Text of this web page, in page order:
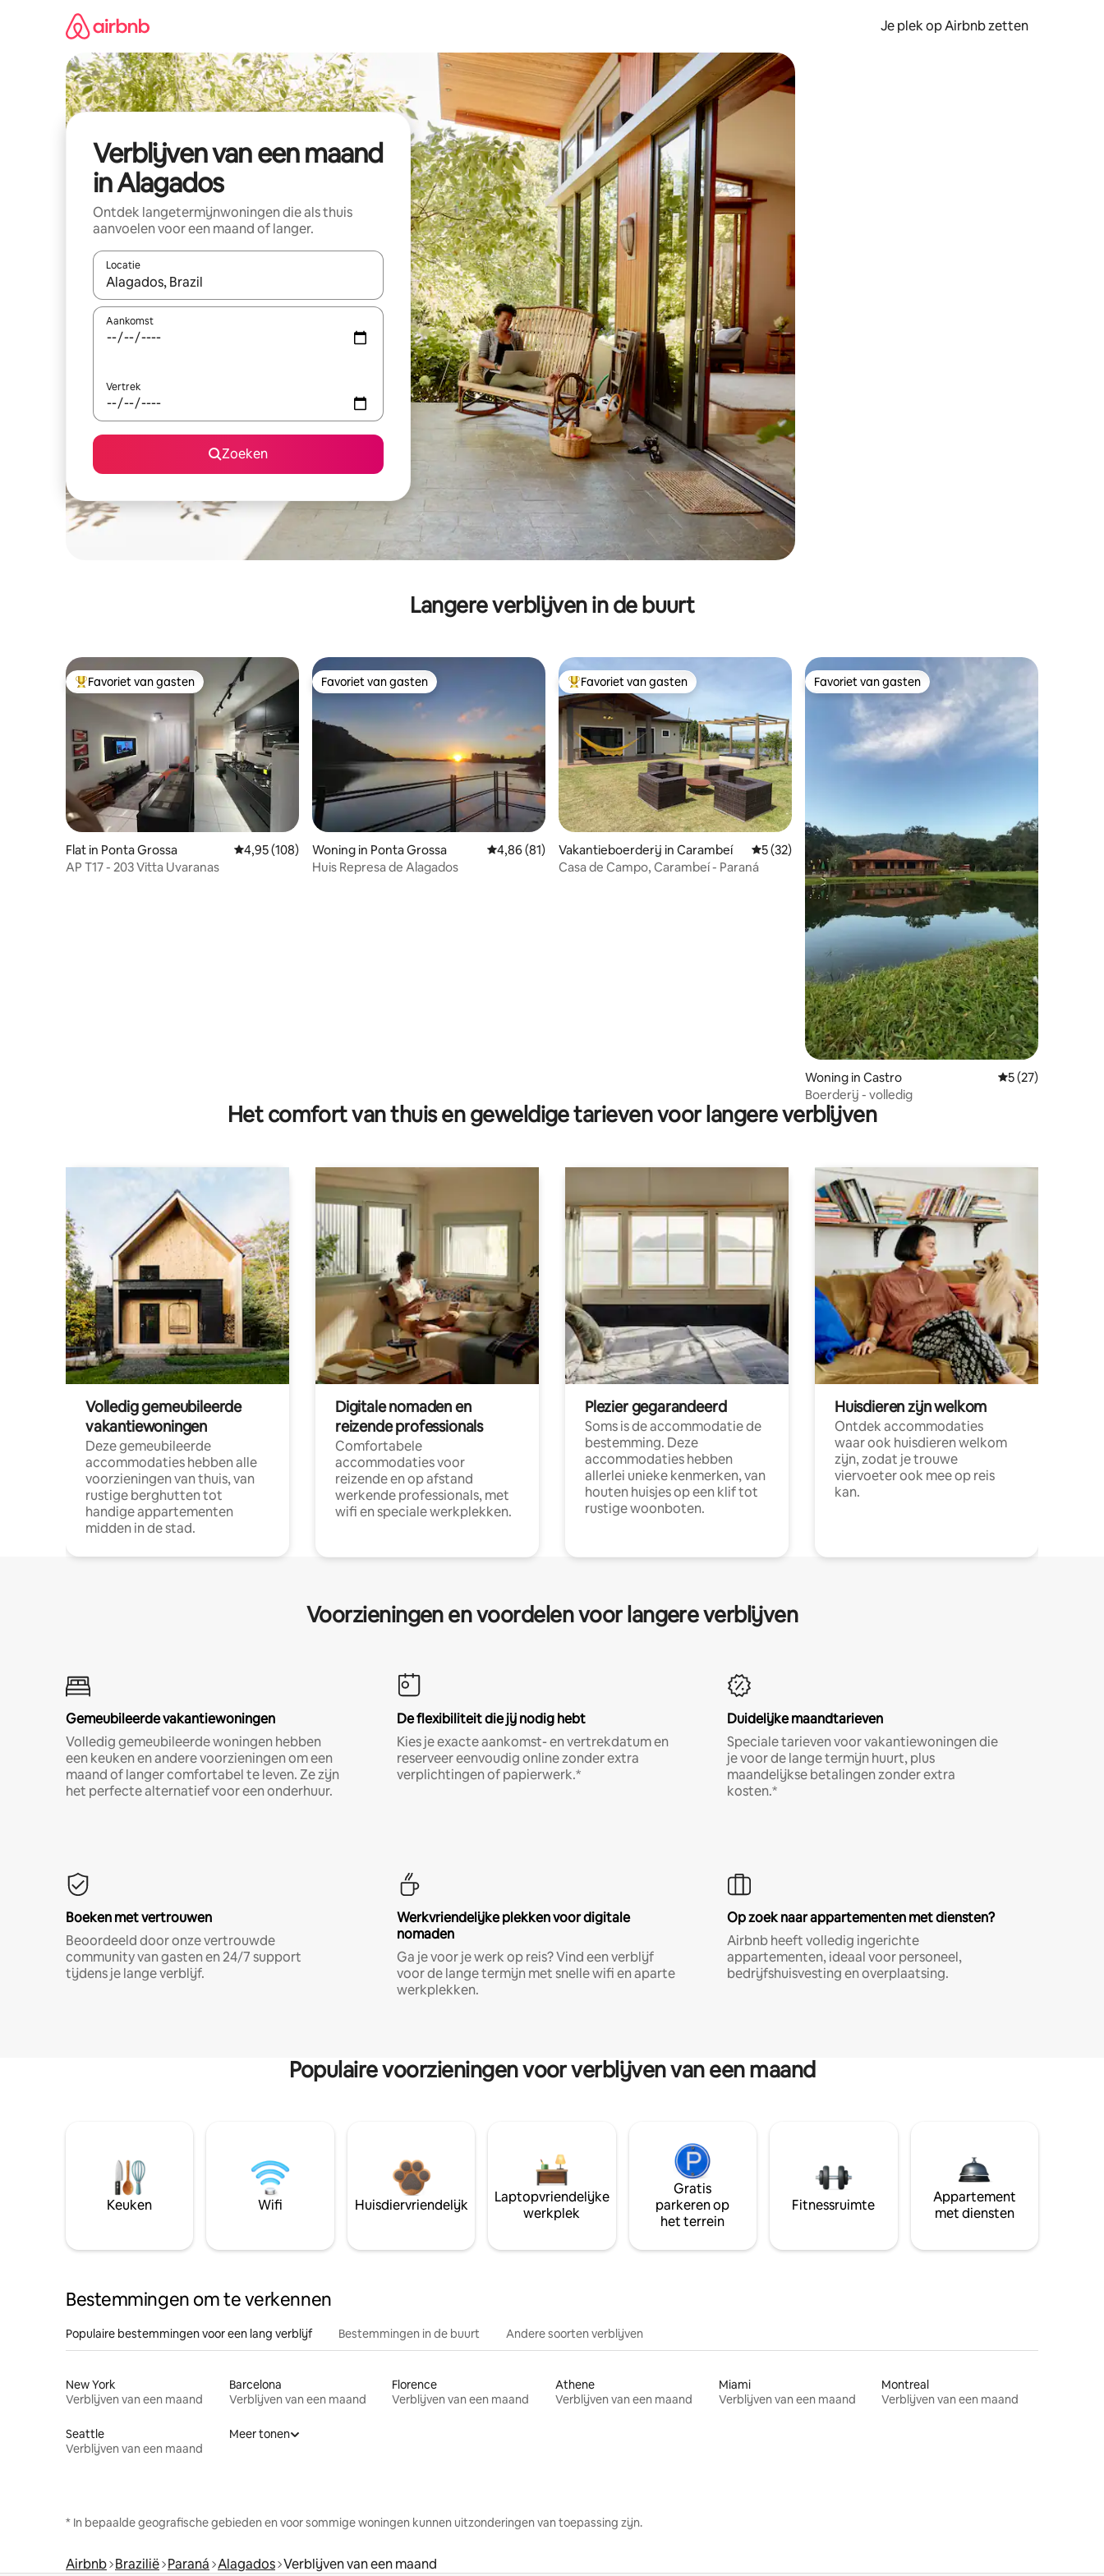
Je plek op Airbnb zetten
Verblijven van een maand
in Alagados
Ontdek langetermijnwoningen die als thuis
aanvoelen voor een maand of langer.
Locatie
Wanneer er resultaten beschikbaar zijn, maak je een keuze met je de pijltjestoetsen omhoog en omlaag, óf door te tikken of swipen.
Aankomst
Vertrek
Zoeken
Langere verblijven in de buurt
Topfavoriet van gasten
Favoriet van gasten
Flat in Ponta Grossa Gemiddelde beoordeling van 4,95 op 5, 108 recensies
4,95 (108)
AP T17 - 203 Vitta Uvaranas
Favoriet van gasten
Favoriet van gasten
Woning in Ponta Grossa Gemiddelde beoordeling van 4,86 op 5, 81 recensies
4,86 (81)
Huis Represa de Alagados
Topfavoriet van gasten
Favoriet van gasten
Vakantieboerderij in Carambeí Gemiddelde beoordeling van 5 op 5, 32 recensies
5 (32)
Casa de Campo, Carambeí - Paraná
Favoriet van gasten
Favoriet van gasten
Woning in Castro Gemiddelde
5 (27)
Boerderij - volledig
Het comfort van thuis en geweldige tarieven voor langere verblijven
Volledig gemeubileerde
vakantiewoningen
Deze gemeubileerde
accommodaties hebben alle
voorzieningen van thuis, van
rustige berghutten tot
handige appartementen
midden in de stad.
Digitale nomaden en
reizende professionals
Comfortabele
accommodaties voor
reizende en op afstand
werkende professionals, met
wifi en speciale werkplekken.
Plezier gegarandeerd
Soms is de accommodatie de
bestemming. Deze
accommodaties hebben
allerlei unieke kenmerken, van
houten huisjes op een klif tot
rustige woonboten.
Huisdieren zijn welkom
Ontdek accommodaties
waar ook huisdieren welkom
zijn, zodat je trouwe
viervoeter ook mee op reis
kan.
Voorzieningen en voordelen voor langere verblijven
Gemeubileerde vakantiewoningen
Volledig gemeubileerde woningen hebben
een keuken en andere voorzieningen om een
maand of langer comfortabel te leven. Ze zijn
het perfecte alternatief voor een onderhuur.
De flexibiliteit die jij nodig hebt
Kies je exacte aankomst- en vertrekdatum en
reserveer eenvoudig online zonder extra
verplichtingen of papierwerk.*
Duidelijke maandtarieven
Speciale tarieven voor vakantiewoningen die
je voor de lange termijn huurt, plus
maandelijkse betalingen zonder extra
kosten.*
Boeken met vertrouwen
Beoordeeld door onze vertrouwde
community van gasten en 24/7 support
tijdens je lange verblijf.
Werkvriendelijke plekken voor digitale
nomaden
Ga je voor je werk op reis? Vind een verblijf
voor de lange termijn met snelle wifi en aparte
werkplekken.
Op zoek naar appartementen met diensten?
Airbnb heeft volledig ingerichte
appartementen, ideaal voor personeel,
bedrijfshuisvesting en overplaatsing.
Populaire voorzieningen voor verblijven van een maand
Keuken Wifi Huisdiervriendelijk
Laptopvriendelijke
werkplek
Gratis
parkeren op
het terrein
Fitnessruimte
Appartement
met diensten
Bestemmingen om te verkennen
Populaire bestemmingen voor een lang verblijf Bestemmingen in de buurt Andere soorten verblijven
New York
Verblijven van een maand
Barcelona
Verblijven van een maand
Florence
Verblijven van een maand
Athene
Verblijven van een maand
Miami
Verblijven van een maand
Montreal
Verblijven van een maand
Seattle
Verblijven van een maand
Meer tonen
* In bepaalde geografische gebieden en voor sommige woningen kunnen uitzonderingen van toepassing zijn.
Airbnb Brazilië Paraná Alagados Verblijven van een maand